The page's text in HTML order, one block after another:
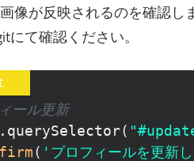
像が反映されるのを確認し
にて確認ください。
ール更新
. querySelector(
( 'プロフィールを更新